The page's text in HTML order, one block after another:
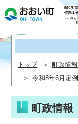
トップ 町政情報
令和8年6月定
町政情報